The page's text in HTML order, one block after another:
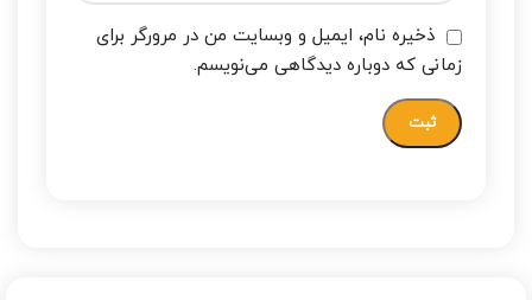
ذخیره نام، ایمیل و وبسایت من در مرورگر برای
زمانی که دوباره دیدگاهی می‌نویسم.